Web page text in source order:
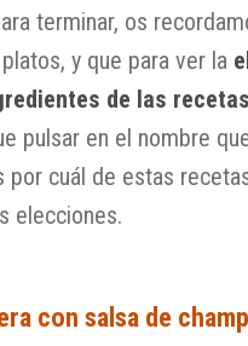
terminar, os
y que para ver la
de las recetas
pulsar en el nombre
por cuál de estas
elecciones.
con salsa de